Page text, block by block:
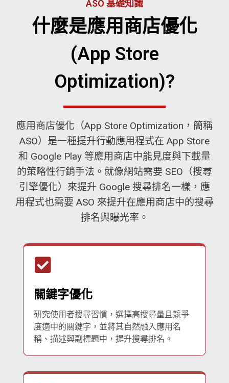
ASO 基礎知識
什麼是應用商店優化
(App Store
Optimization)?
應用商店優化（App Store Optimization，簡稱
ASO）是一種提升行動應用程式在 App Store
和 Google Play 等應用商店中能見度與下載量
的策略性行銷手法。就像網站需要 SEO（搜尋
引擎優化）來提升 Google 搜尋排名一樣，應
用程式也需要 ASO 來提升在應用商店中的搜尋
排名與曝光率。
關鍵字優化
研究使用者搜尋習慣，選擇高搜尋量且競爭
度適中的關鍵字，並將其自然融入應用名
稱、描述與副標題中，提升搜尋排名。